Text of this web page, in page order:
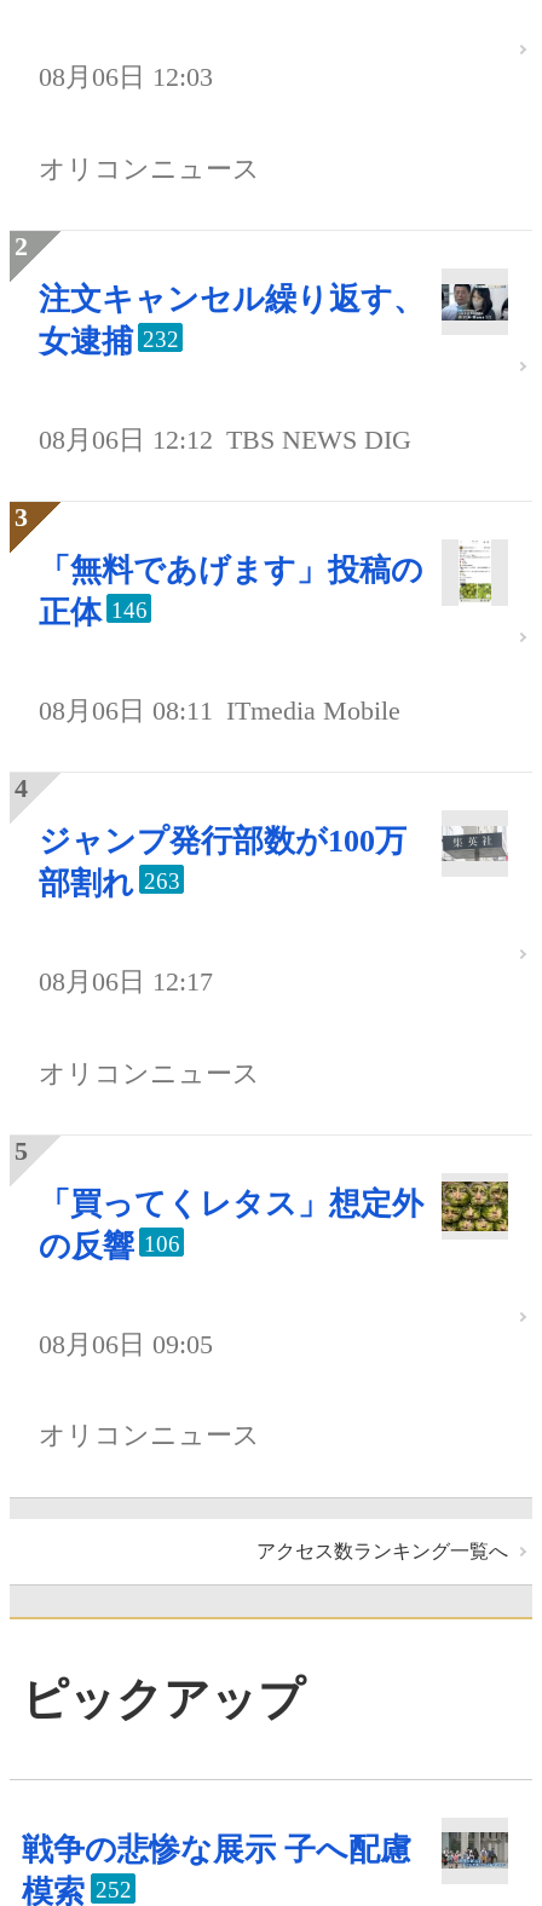
08月06日 12:03
オリコンニュース
注文キャンセル繰り返す、
女逮捕 232
08月06日 12:12 TBS NEWS DIG
「無料であげます」投稿の
正体 146
08月06日 08:11 ITmedia Mobile
ジャンプ発行部数が100万
部割れ 263
08月06日 12:17
オリコンニュース
「買ってくレタス」想定外
の反響 106
08月06日 09:05
オリコンニュース
アクセス数ランキング一覧へ
ピックアップ
戦争の悲惨な展示 子へ配慮
模索 252